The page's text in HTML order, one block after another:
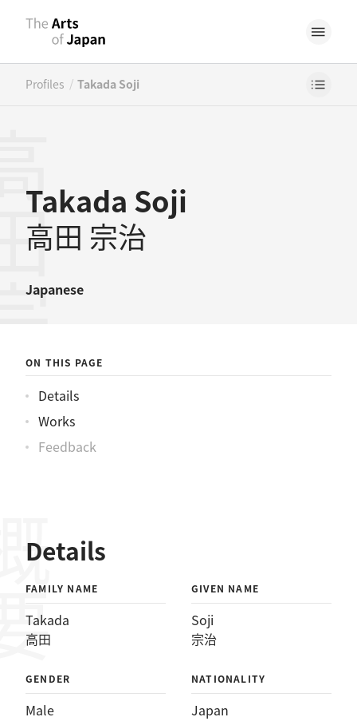
Profiles / Takada Soji
Takada Soji
高田 宗治
Japanese
治
ON THIS PAGE
Details
Works
Feedback
Details
FAMILY NAME
Takada
高田
GIVEN NAME
Soji
宗治
GENDER
Male
NATIONALITY
Japan